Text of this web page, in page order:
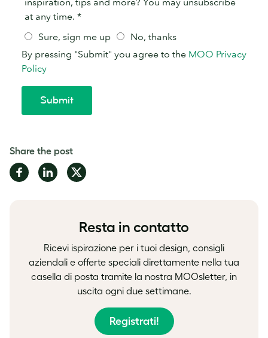
Share the post
Share
on
Share
on
Share
on
Resta in contatto
Ricevi ispirazione per i tuoi design, consigli
aziendali e offerte speciali direttamente nella tua
casella di posta tramite la nostra MOOsletter, in
uscita ogni due settimane.
Registrati!